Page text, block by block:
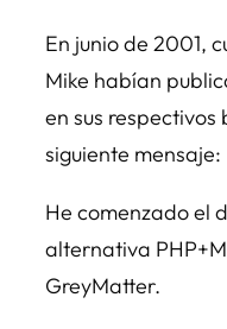
En junio de 2001,
Mike habían
en sus
siguiente mensaje:
He comenzado el
alternativa
GreyMatter.